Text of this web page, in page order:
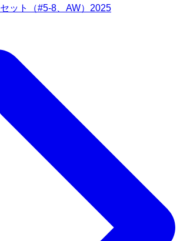
ット（#5-8、AW）2025